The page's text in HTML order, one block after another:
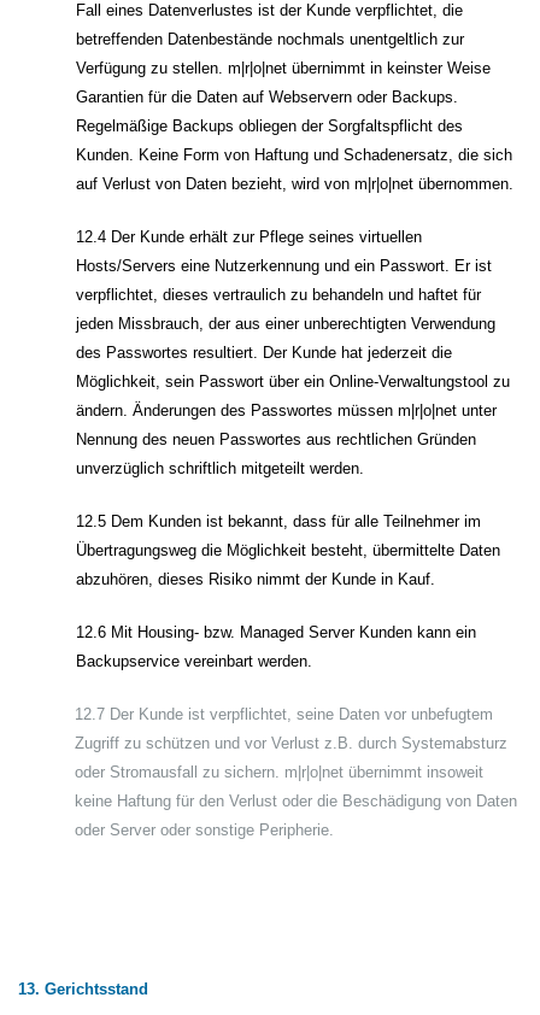
Fall eines Datenverlustes ist der Kunde verpflichtet, die
betreffenden Datenbestände nochmals unentgeltlich zur
Verfügung zu stellen. m|r|o|net übernimmt in keinster Weise
Garantien für die Daten auf Webservern oder Backups.
Regelmäßige Backups obliegen der Sorgfaltspflicht des
Kunden. Keine Form von Haftung und Schadenersatz, die sich
auf Verlust von Daten bezieht, wird von m|r|o|net übernommen.
12.4 Der Kunde erhält zur Pflege seines virtuellen
Hosts/Servers eine Nutzerkennung und ein Passwort. Er ist
verpflichtet, dieses vertraulich zu behandeln und haftet für
jeden Missbrauch, der aus einer unberechtigten Verwendung
des Passwortes resultiert. Der Kunde hat jederzeit die
Möglichkeit, sein Passwort über ein Online-Verwaltungstool zu
ändern. Änderungen des Passwortes müssen m|r|o|net unter
Nennung des neuen Passwortes aus rechtlichen Gründen
unverzüglich schriftlich mitgeteilt werden.
12.5 Dem Kunden ist bekannt, dass für alle Teilnehmer im
Übertragungsweg die Möglichkeit besteht, übermittelte Daten
abzuhören, dieses Risiko nimmt der Kunde in Kauf.
12.6 Mit Housing- bzw. Managed Server Kunden kann ein
Backupservice vereinbart werden.
12.7 Der Kunde ist verpflichtet, seine Daten vor unbefugtem
Zugriff zu schützen und vor Verlust z.B. durch Systemabsturz
oder Stromausfall zu sichern. m|r|o|net übernimmt insoweit
keine Haftung für den Verlust oder die Beschädigung von Daten
oder Server oder sonstige Peripherie.
13. Gerichtsstand